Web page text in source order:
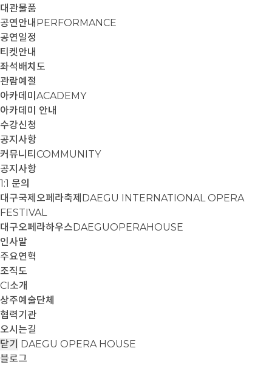
대관물품
공연안내 PERFORMANCE
공연일정
티켓안내
좌석배치도
관람예절
아카데미 ACADEMY
아카데미 안내
수강신청
공지사항
커뮤니티 COMMUNITY
공지사항
1:1 문의
대구국제오페라축제 DAEGU INTERNATIONAL OPERA
FESTIVAL
대구오페라하우스DAEGUOPERAHOUSE
인사말
주요연혁
조직도
CI소개
상주예술단체
협력기관
오시는길
닫기 DAEGU OPERA HOUSE
블로그